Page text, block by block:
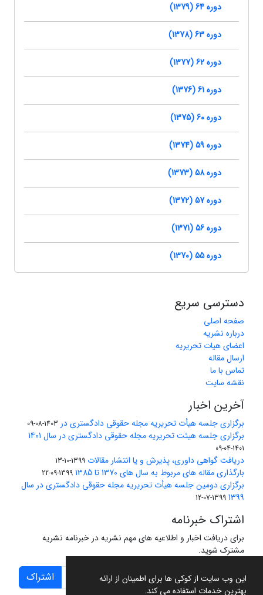
این وب سایت از کوکی ها برای اطمینان از ارائه
بهترین خدمات استفاده می کند.
دوره 64 (1379)
دوره 63 (1378)
دوره 62 (1377)
دوره 61 (1376)
دوره 60 (1375)
دوره 59 (1374)
دوره 58 (1373)
دوره 57 (1372)
دوره 56 (1371)
دوره 55 (1370)
دسترسی سریع
صفحه اصلی
درباره نشریه
اعضای هیات تحریریه
ارسال مقاله
تماس با ما
نقشه سایت
آخرین اخبار
برگزاری جلسه هیأت تحریریه مجله حقوقی دادگستری در 1403-08-09
برگزاری جلسه هیئت تحریریه مجله حقوقی دادگستری در سال 1401
1401-04-09
دریافت گواهی داوری، پذیرش و یا انتشار مقالات 1399-10-13
بارگذاری مقاله های مربوط به سال های 1370 تا 1385 1399-09-22
برگزاری دومین جلسه هیأت تحریریه مجله حقوقی دادگستری در سال
1399
1399-07-12
اشتراک خبرنامه
برای دریافت اخبار و اطلاعیه های مهم نشریه در خبرنامه نشریه
مشترک شوید.
اشتراک